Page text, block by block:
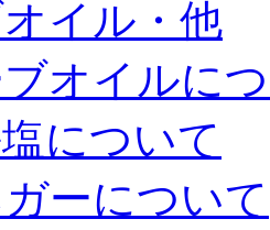
イル・他
オイルに
について
ーについて